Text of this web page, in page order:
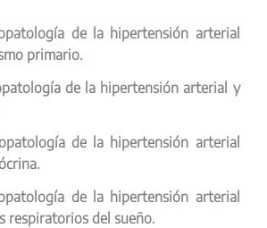
de la hipertensión arterial
primario.
de la hipertensión arterial y
de la hipertensión arterial
de la hipertensión arterial
respiratorios del sueño.